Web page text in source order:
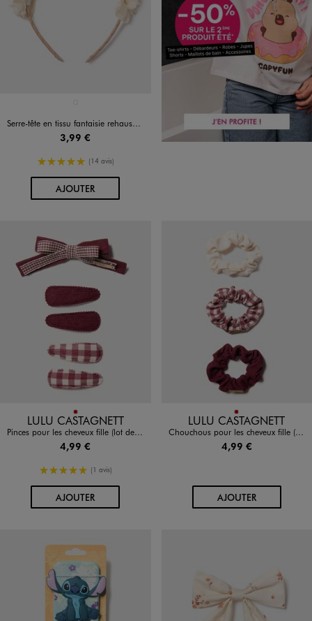
Serre-tête en tissu fantaisie rehaussé de fleurs fille
3,99 €
5/5 de moyenne
(14 avis)
AJOUTERAU PANIER
Disponible en 1 coloris
ROUGE FONCE
LULU CASTAGNETT
Pinces pour les cheveux fille (lot de 5) - LuluCastagnette
4,99 €
5/5 de moyenne
(1 avis)
AJOUTERAU PANIER
Disponible en 1 coloris
ROUGE FONCE
LULU CASTAGNETT
Chouchous pour les cheveux fille (lot de 3) - LuluCastagnette
4,99 €
AJOUTERAU PANIER